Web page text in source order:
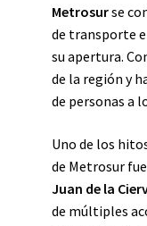
Metrosurse
de transporte
su apertura.
de la región y
de personas a
Uno de los
de Metrosur
Juan de la
de múltiples